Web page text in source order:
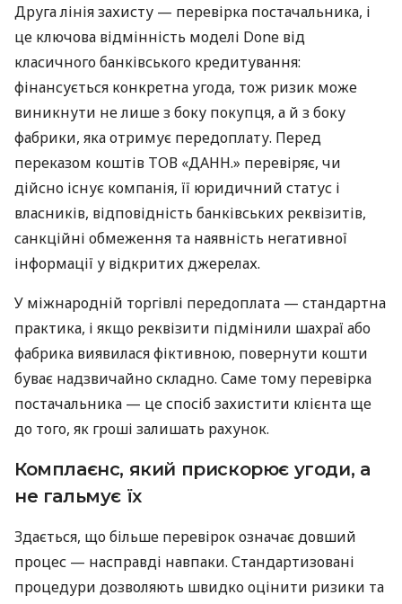
Друга лінія захисту — перевірка постачальника, і
це ключова відмінність моделі Done від
класичного банківського кредитування:
фінансується конкретна угода, тож ризик може
виникнути не лише з боку покупця, а й з боку
фабрики, яка отримує передоплату. Перед
переказом коштів ТОВ «ДАНН.» перевіряє, чи
дійсно існує компанія, її юридичний статус і
власників, відповідність банківських реквізитів,
санкційні обмеження та наявність негативної
інформації у відкритих джерелах.
У міжнародній торгівлі передоплата — стандартна
практика, і якщо реквізити підмінили шахраї або
фабрика виявилася фіктивною, повернути кошти
буває надзвичайно складно. Саме тому перевірка
постачальника — це спосіб захистити клієнта ще
до того, як гроші залишать рахунок.
Комплаєнс, який прискорює угоди, а
не гальмує їх
Здається, що більше перевірок означає довший
процес — насправді навпаки. Стандартизовані
процедури дозволяють швидко оцінити ризики та